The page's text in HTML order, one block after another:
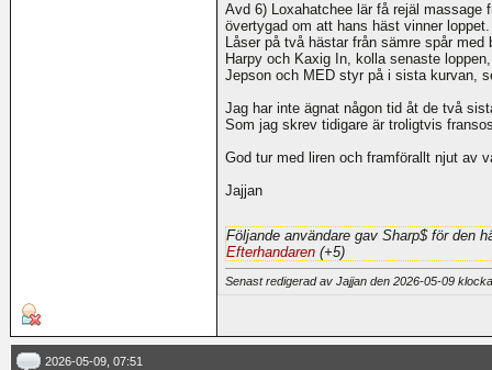
Avd 6) Loxahatchee lär få rejäl massage
övertygad om att hans häst vinner
Låser på två hästar från sämre spår
Harpy och Kaxig In, kolla senaste
Jepson och MED styr på i sista kurvan,
Jag har inte ägnat någon tid åt de två
Som jag skrev tidigare är troligtvis
God tur med liren och framförallt njut av
Jajjan
Följande användare gav Sharp$ för den
Efterhandaren (+5)
Senast redigerad av Jajjan den 2026-05-09
2026-05-09, 07:51